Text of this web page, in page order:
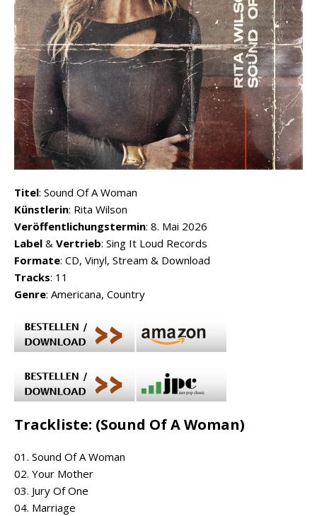
Titel: Sound Of A Woman
Künstlerin: Rita Wilson
Veröffentlichungstermin: 8. Mai 2026
Label & Vertrieb: Sing It Loud Records
Formate: CD, Vinyl, Stream & Download
Tracks: 11
Genre: Americana, Country
Trackliste: (Sound Of A Woman)
01. Sound Of A Woman
02. Your Mother
03. Jury Of One
04. Marriage